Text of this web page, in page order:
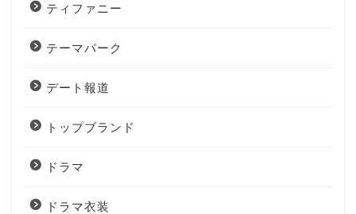
ティファニー
テーマパーク
デート報道
トップブランド
ドラマ
ドラマ衣装